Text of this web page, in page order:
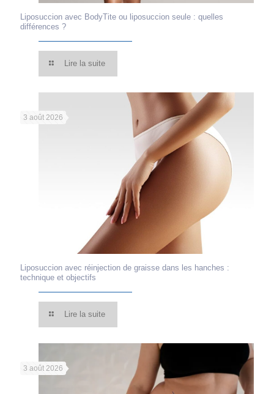
Liposuccion avec BodyTite ou liposuccion seule : quelles
différences ?
Lire la suite
3 août 2026
Liposuccion avec réinjection de graisse dans les hanches :
technique et objectifs
Lire la suite
3 août 2026